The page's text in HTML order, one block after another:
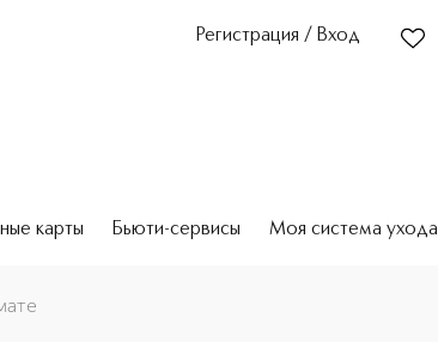
Регистрация / Вход
карты Бьюти-сервисы Моя система ухода